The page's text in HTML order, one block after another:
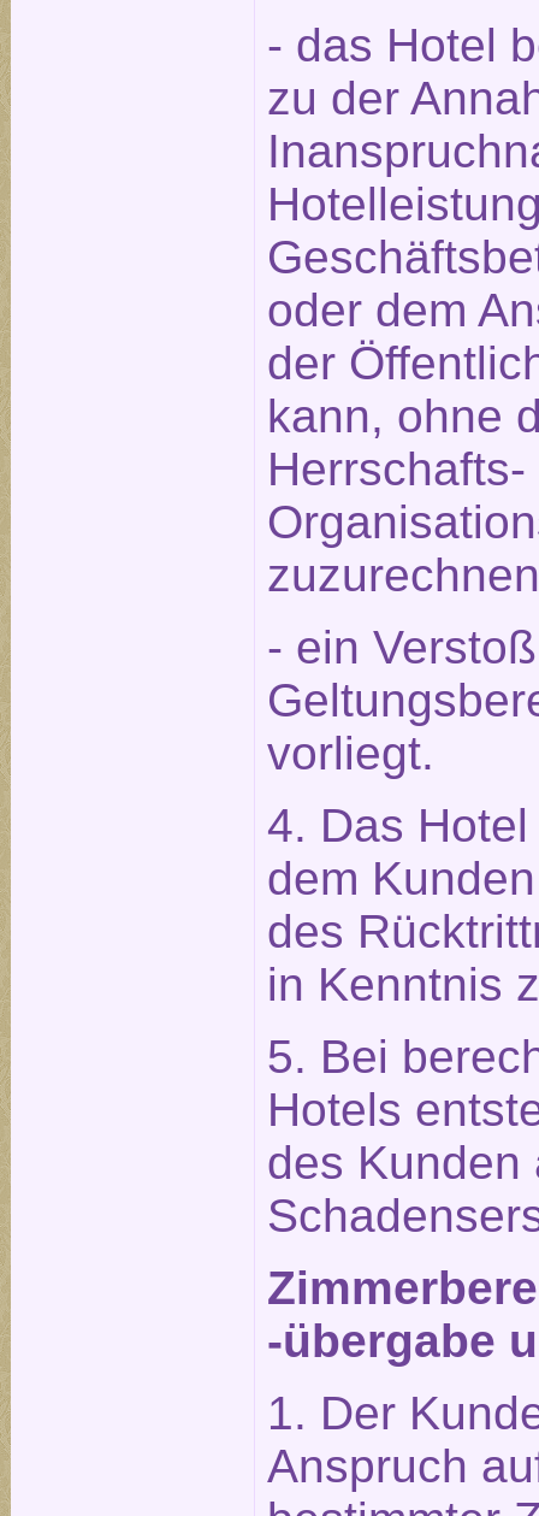
- das Hotel
zu der
oder dem
der
kann, ohne
Herrschafts-
- ein
vorliegt.
4. Das
dem
des
in Kenntnis
5. Bei
Hotels
des Kunden
-übergabe
1. Der
Anspruch